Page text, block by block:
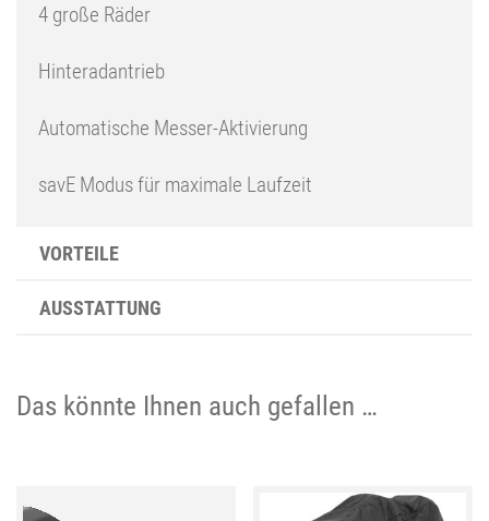
4 große Räder
Hinteradantrieb
Automatische Messer-Aktivierung
savE Modus für maximale Laufzeit
VORTEILE
AUSSTATTUNG
Das könnte Ihnen auch gefallen …